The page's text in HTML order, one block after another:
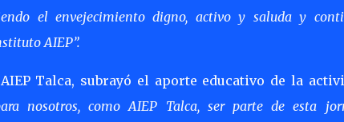
el envejecimiento digno, activo y saluda y
AIEP”.
Talca, subrayó el aporte educativo de la
nosotros, como AIEP Talca, ser parte de esta